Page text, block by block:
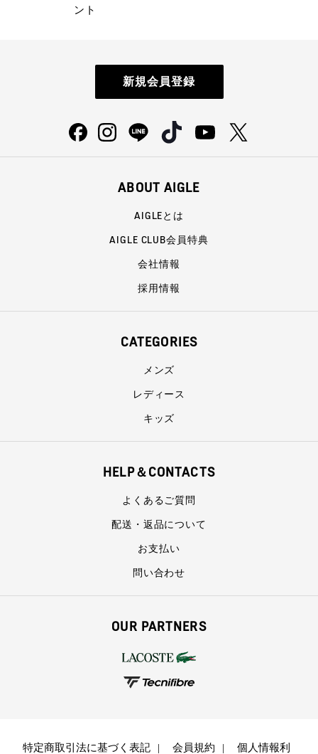
ント
新規会員登録
ABOUT AIGLE
AIGLEとは
AIGLE CLUB会員特典
会社情報
採用情報
CATEGORIES
メンズ
レディース
キッズ
HELP＆CONTACTS
よくあるご質問
配送・返品について
お支払い
問い合わせ
OUR PARTNERS
特定商取引法に基づく表記 会員規約
個人情報利